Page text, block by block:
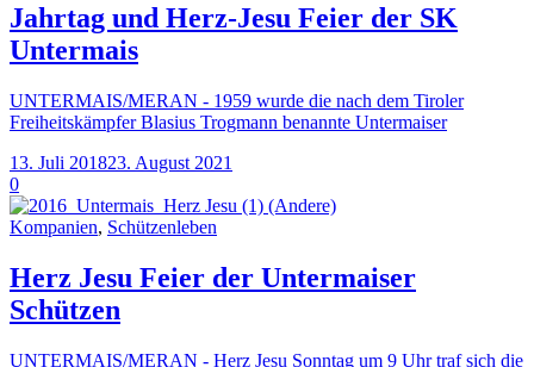
Jahrtag und Herz-Jesu Feier der SK
Untermais
UNTERMAIS/MERAN - 1959 wurde die nach dem Tiroler
Freiheitskämpfer Blasius Trogmann benannte Untermaiser
13. Juli 201823. August 2021
0
Kompanien, Schützenleben
Herz Jesu Feier der Untermaiser
Schützen
UNTERMAIS/MERAN - Herz Jesu Sonntag um 9 Uhr traf sich die